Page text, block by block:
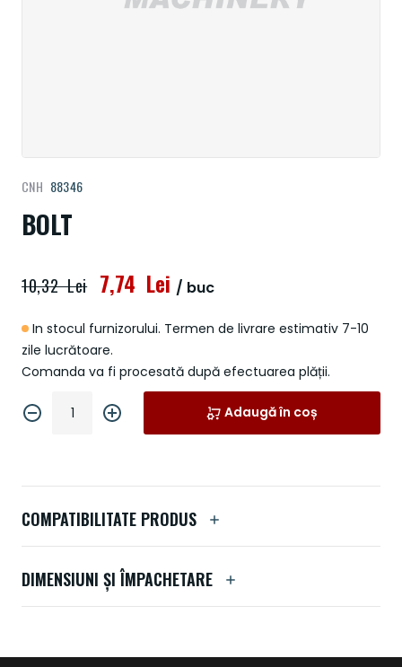
BOLT
CNH 88346
In stocul furnizorului. Termen de livrare estimativ 7-10
zile lucrătoare.
Comanda va fi procesată după efectuarea plății.
7,74 Lei
10,32 Lei / buc
Adaugă în coș
la
începutul
galeriei
imagini
COMPATIBILITATE PRODUS
DIMENSIUNI ȘI ÎMPACHETARE